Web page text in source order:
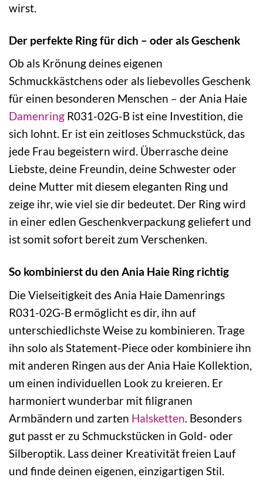
wirst.
Der perfekte Ring für dich – oder als Geschenk
Ob als Krönung deines eigenen
Schmuckkästchens oder als liebevolles Geschenk
für einen besonderen Menschen – der Ania Haie
Damenring R031-02G-B ist eine Investition, die
sich lohnt. Er ist ein zeitloses Schmuckstück, das
jede Frau begeistern wird. Überrasche deine
Liebste, deine Freundin, deine Schwester oder
deine Mutter mit diesem eleganten Ring und
zeige ihr, wie viel sie dir bedeutet. Der Ring wird
in einer edlen Geschenkverpackung geliefert und
ist somit sofort bereit zum Verschenken.
So kombinierst du den Ania Haie Ring richtig
Die Vielseitigkeit des Ania Haie Damenrings
R031-02G-B ermöglicht es dir, ihn auf
unterschiedlichste Weise zu kombinieren. Trage
ihn solo als Statement-Piece oder kombiniere ihn
mit anderen Ringen aus der Ania Haie Kollektion,
um einen individuellen Look zu kreieren. Er
harmoniert wunderbar mit filigranen
Armbändern und zarten Halsketten. Besonders
gut passt er zu Schmuckstücken in Gold- oder
Silberoptik. Lass deiner Kreativität freien Lauf
und finde deinen eigenen, einzigartigen Stil.